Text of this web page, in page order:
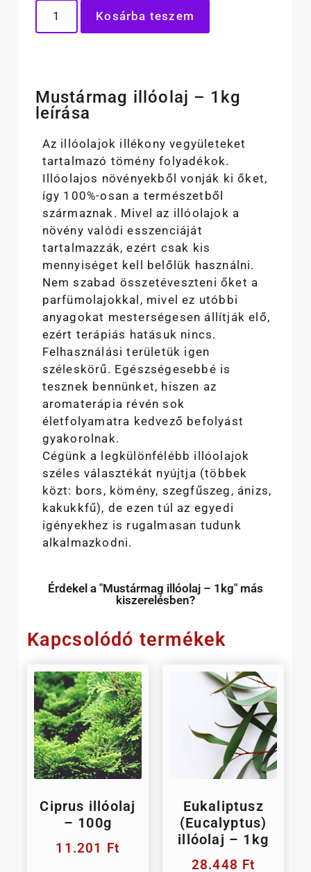
Kosárba teszem
Mustármag illóolaj – 1kg
leírása
Az illóolajok illékony vegyületeket
tartalmazó tömény folyadékok.
Illóolajos növényekből vonják ki őket,
így 100%-osan a természetből
származnak. Mivel az illóolajok a
növény valódi esszenciáját
tartalmazzák, ezért csak kis
mennyiséget kell belőlük használni.
Nem szabad összetéveszteni őket a
parfümolajokkal, mivel ez utóbbi
anyagokat mesterségesen állítják elő,
ezért terápiás hatásuk nincs.
Felhasználási területük igen
széleskörű. Egészségesebbé is
tesznek bennünket, hiszen az
aromaterápia révén sok
életfolyamatra kedvező befolyást
gyakorolnak.
Cégünk a legkülönfélébb illóolajok
széles választékát nyújtja (többek
közt: bors, kömény, szegfűszeg, ánizs,
kakukkfű), de ezen túl az egyedi
igényekhez is rugalmasan tudunk
alkalmazkodni.
Érdekel a "Mustármag illóolaj – 1kg" más
kiszerelésben?
Kapcsolódó termékek
Ciprus illóolaj
– 100g
11.201 Ft
Eukaliptusz
(Eucalyptus)
illóolaj – 1kg
28.448 Ft